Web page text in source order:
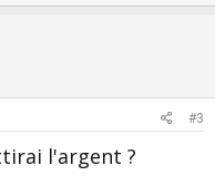
o
v
e
#3
l'argent ?